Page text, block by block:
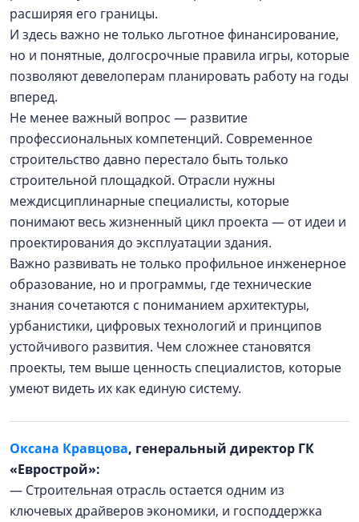
расширяя его границы.
И здесь важно не только льготное финансирование,
но и понятные, долгосрочные правила игры, которые
позволяют девелоперам планировать работу на годы
вперед.
Не менее важный вопрос — развитие
профессиональных компетенций. Современное
строительство давно перестало быть только
строительной площадкой. Отрасли нужны
междисциплинарные специалисты, которые
понимают весь жизненный цикл проекта — от идеи и
проектирования до эксплуатации здания.
Важно развивать не только профильное инженерное
образование, но и программы, где технические
знания сочетаются с пониманием архитектуры,
урбанистики, цифровых технологий и принципов
устойчивого развития. Чем сложнее становятся
проекты, тем выше ценность специалистов, которые
умеют видеть их как единую систему.
Оксана Кравцова, генеральный директор ГК
«Еврострой»:
— Строительная отрасль остается одним из
ключевых драйверов экономики, и господдержка